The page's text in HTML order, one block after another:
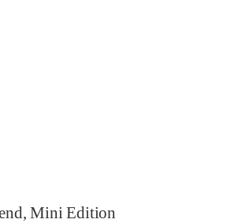
Mini Edition